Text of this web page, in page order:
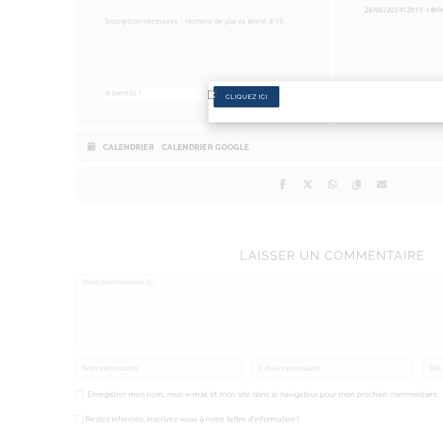
Inscription nécessaire : Nombre de places limité à 10.
A bientôt !
28/06/202412h15-
CALENDRIER CALENDRIER GOOGLE
LAISSER UN COMMENTAIRE
Enregistrer mon nom, mon e-mail et mon site dans le navigateur pour mon prochain commentaire.
Restez informés, inscrivez-vous à notre lettre d'information !
CLIQUEZ ICI